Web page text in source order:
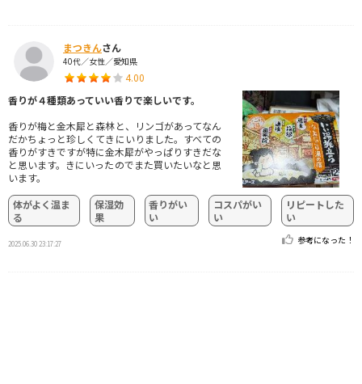
まつきんさん
40代／女性／愛知県
4.00
香りが４種類あっていい香りで楽しいです。
香りが梅と金木犀と森林と、リンゴがあってなん
だかちょっと珍しくてきにいりました。すべての
香りがすきですが特に金木犀がやっぱりすきだな
と思います。きにいったのでまた買いたいなと思
います。
体がよく温ま
る
保湿効
果
香りがい
い
コスパがい
い
リピートした
い
2025.06.30 23:17:27 参考になった！